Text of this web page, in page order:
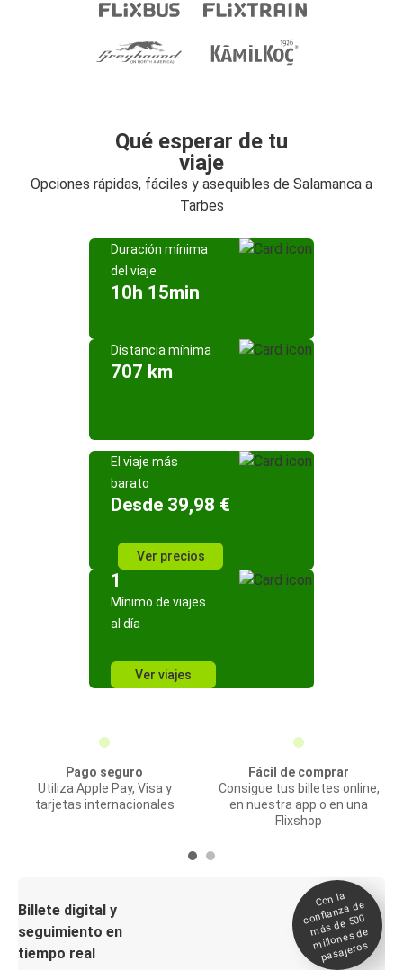
Qué esperar de tu
viaje
Opciones rápidas, fáciles y asequibles de Salamanca a
Tarbes
Duración mínima
del viaje
10h 15min
Distancia mínima
707 km
El viaje más
barato
Desde 39,98 €
Ver precios
1
Mínimo de viajes
al día
Ver viajes
Pago seguro
Utiliza Apple Pay, Visa y
tarjetas internacionales
Fácil de comprar
Consigue tus billetes online,
en nuestra app o en una
Flixshop
Billete digital y
seguimiento en
tiempo real
Con la
confianza de
más de 500
millones de
pasajeros